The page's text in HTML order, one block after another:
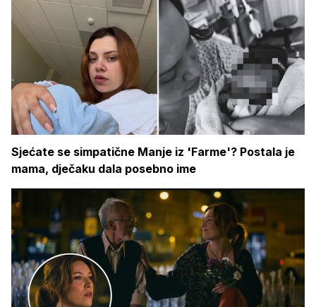
Sjećate se simpatične Manje iz 'Farme'? Postala je
mama, dječaku dala posebno ime